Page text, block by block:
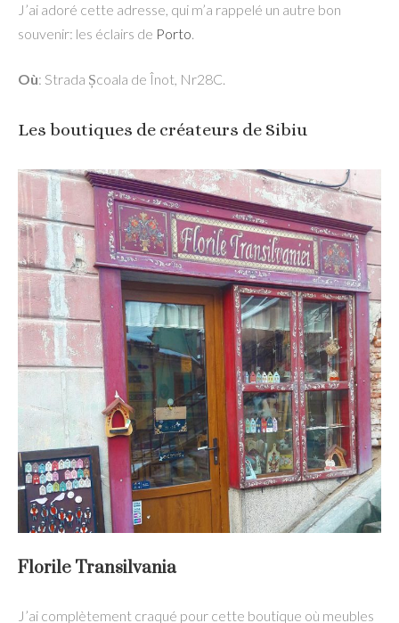
J’ai adoré cette adresse, qui m’a rappelé un autre bon
souvenir: les éclairs de Porto.
Où: Strada Școala de Înot, Nr28C.
Les boutiques de créateurs de Sibiu
Florile Transilvania
J’ai complètement craqué pour cette boutique où meubles